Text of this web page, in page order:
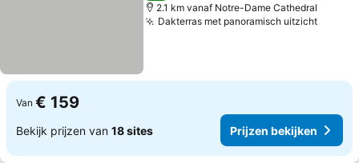
2.1 km vanaf Notre-Dame Cathedral
Dakterras met panoramisch uitzicht
Van € 159
Bekijk prijzen van 18 sites Prijzen bekijken